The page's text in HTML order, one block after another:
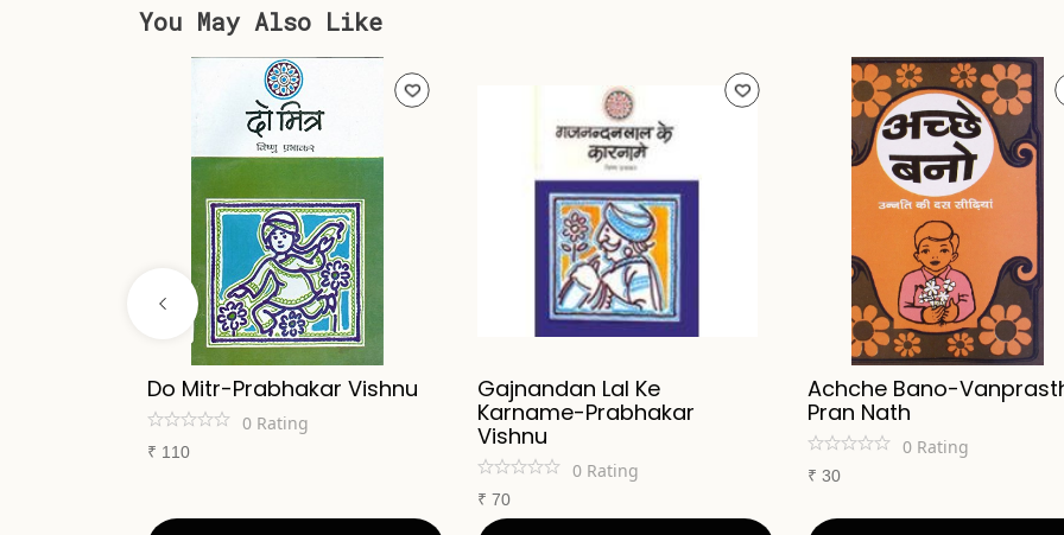
You May Also Like
Do Mitr-Prabhakar Vishnu
0 Rating
₹ 110
Gajnandan Lal Ke
Karname-Prabhakar
Vishnu
0 Rating
₹ 70
Achche Bano-
Pran Nath
0 Rating
₹ 30